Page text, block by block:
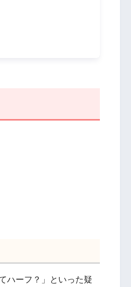
ハーフ？」といった疑